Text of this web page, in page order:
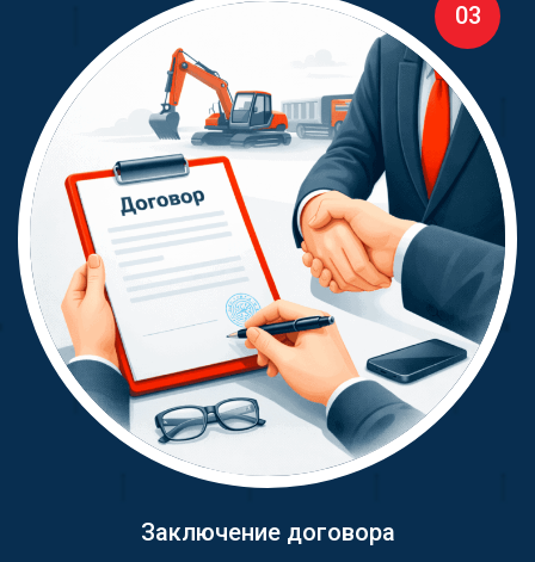
03
Заключение договора